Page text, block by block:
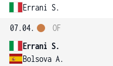
Errani S.
07.04.
Errani S.
Bolsova A.
OF